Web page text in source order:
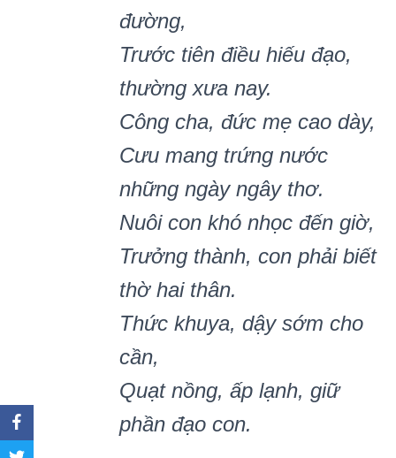
đường,
Trước tiên điều hiếu đạo,
thường xưa nay.
Công cha, đức mẹ cao dày,
Cưu mang trứng nước
những ngày ngây thơ.
Nuôi con khó nhọc đến giờ,
Trưởng thành, con phải biết
thờ hai thân.
Thức khuya, dậy sớm cho
cần,
Quạt nồng, ấp lạnh, giữ
phần đạo con.